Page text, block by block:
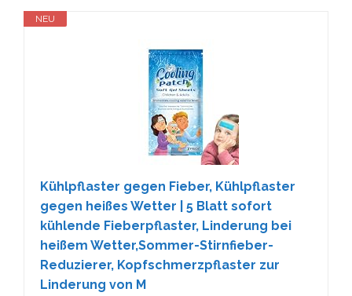
NEU
Kühlpflaster gegen Fieber, Kühlpflaster
gegen heißes Wetter | 5 Blatt sofort
kühlende Fieberpflaster, Linderung bei
heißem Wetter,Sommer-Stirnfieber-
Reduzierer, Kopfschmerzpflaster zur
Linderung von M